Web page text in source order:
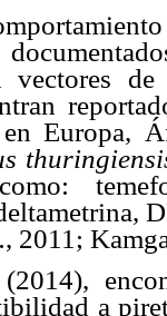
vectores
Europa,
, 2011;
(2014),
a